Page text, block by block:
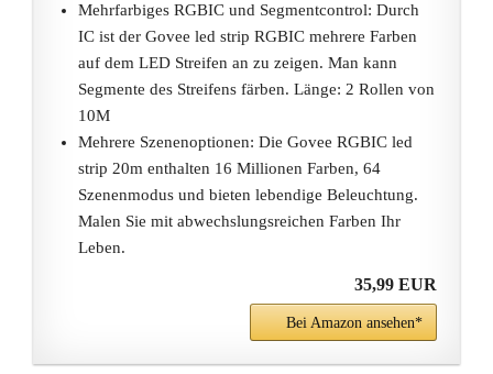
Mehrfarbiges RGBIC und Segmentcontrol: Durch
IC ist der Govee led strip RGBIC mehrere Farben
auf dem LED Streifen an zu zeigen. Man kann
Segmente des Streifens färben. Länge: 2 Rollen von
10M
Mehrere Szenenoptionen: Die Govee RGBIC led
strip 20m enthalten 16 Millionen Farben, 64
Szenenmodus und bieten lebendige Beleuchtung.
Malen Sie mit abwechslungsreichen Farben Ihr
Leben.
35,99 EUR
Bei Amazon ansehen*